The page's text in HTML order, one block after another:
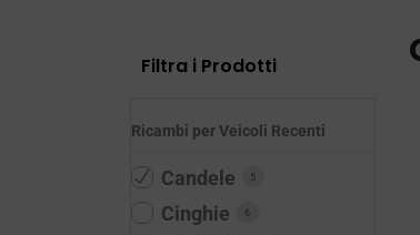
Filtra i Prodotti
Ricambi per Veicoli Recenti
Candele 5
Cinghie 6